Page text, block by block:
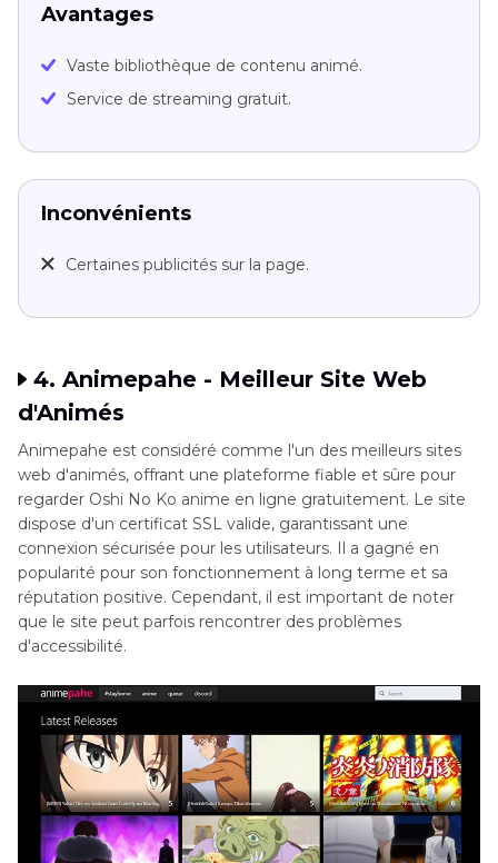
Avantages
Vaste bibliothèque de contenu animé.
Service de streaming gratuit.
Inconvénients
Certaines publicités sur la page.
4. Animepahe - Meilleur Site Web
d'Animés
Animepahe est considéré comme l'un des meilleurs sites
web d'animés, offrant une plateforme fiable et sûre pour
regarder Oshi No Ko anime en ligne gratuitement. Le site
dispose d'un certificat SSL valide, garantissant une
connexion sécurisée pour les utilisateurs. Il a gagné en
popularité pour son fonctionnement à long terme et sa
réputation positive. Cependant, il est important de noter
que le site peut parfois rencontrer des problèmes
d'accessibilité.